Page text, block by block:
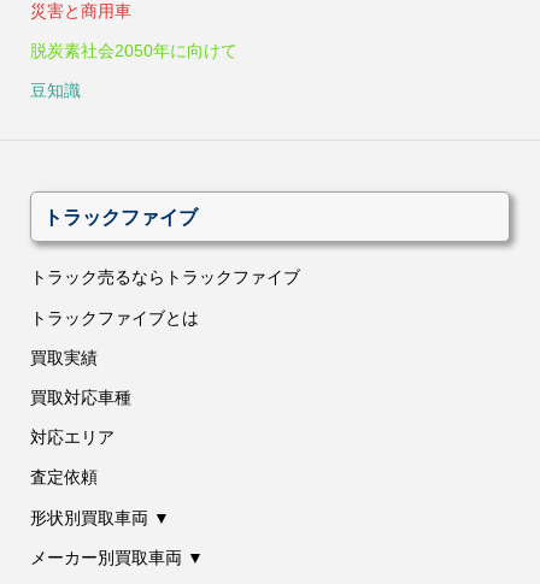
災害と商用車
脱炭素社会2050年に向けて
豆知識
トラックファイブ
トラック売るならトラックファイブ
トラックファイブとは
買取実績
買取対応車種
対応エリア
査定依頼
形状別買取車両 ▼
メーカー別買取車両 ▼